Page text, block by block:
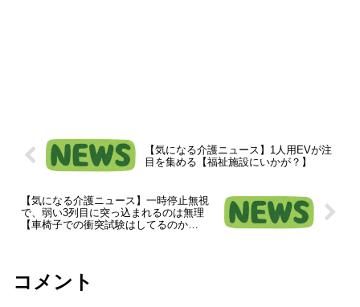
【気になる介護ニュース】1人用EVが注
目を集める【福祉施設にいかが？】
【気になる介護ニュース】一時停止無視
で、弱い3列目に突っ込まれるのは無理
【車椅子での衝突試験はしてるのか
コメント